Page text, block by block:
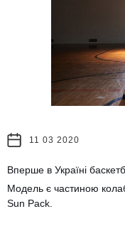
11 03 2020
Вперше в Україні
Модель є частиною
Sun Pack.